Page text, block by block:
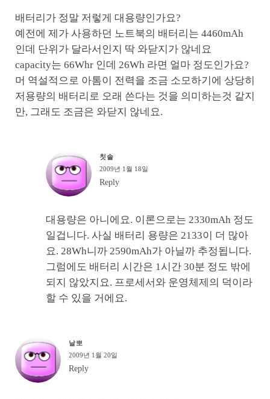
배터리가 정말 저렇게 대용량인가요?
예전에 제가 사용하던 노트북의 배터리는 4460mAh
인데 단위가 달라서인지 딱 와닫지가 않네요
capacity는 66Whr 인데 26Wh 라면 얼마 정도인가요?
머 역설적으로 아톰이 전력을 조금 소모하기에 상당히
저용량의 배터리로 오래 쓴다는 것을 의미하는것 같지
만, 그래도 조금은 와닫지 않네요.
칫솔
2009년 1월 18일
Reply
대용량은 아니에요. 이론으로는 2330mAh 정도
일겁니다. 사실 배터리 용량은 2133이 더 많아
요. 28Wh니까 2590mAh가 아닐까 추정됩니다.
그럼에도 배터리 시간은 1시간 30분 정도 밖에
되지 않았지요. 프로세서와 운영체제의 덕이라
할 수 있을 거에요.
날뽀
2009년 1월 20일
Reply